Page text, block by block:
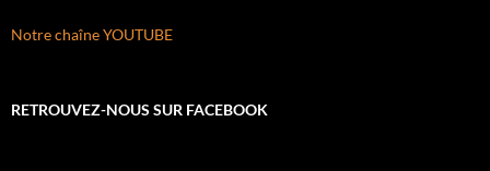
Notre chaîne YOUTUBE
RETROUVEZ-NOUS SUR FACEBOOK